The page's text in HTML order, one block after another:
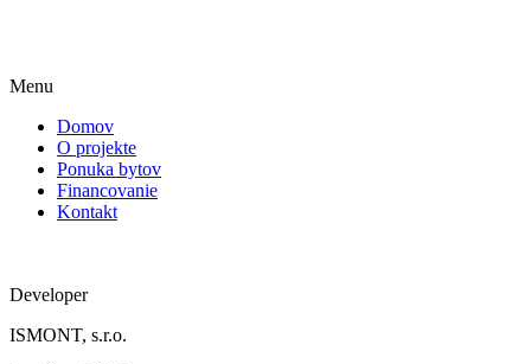
Menu
Domov
O projekte
Ponuka bytov
Financovanie
Kontakt
Developer
ISMONT, s.r.o.